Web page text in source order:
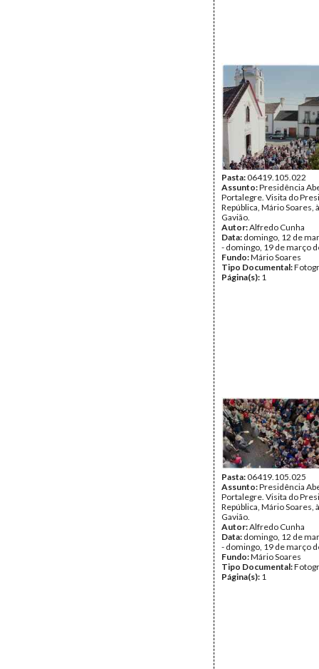
Pasta:06419.105.022
Assunto:Presidência
Portalegre. Visita do
República, Mário Soares,
Gavião.
Autor:Alfredo Cunha
Data: domingo, 12 de
- domingo, 19 de março
Fundo:Mário Soares
Tipo Documental:
Página(s): 1
Pasta:06419.105.025
Assunto:Presidência
Portalegre. Visita do
República, Mário Soares,
Gavião.
Autor:Alfredo Cunha
Data: domingo, 12 de
- domingo, 19 de março
Fundo:Mário Soares
Tipo Documental:
Página(s): 1